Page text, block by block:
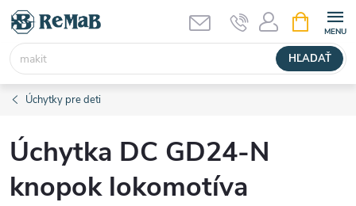
Prejsť
obsah
HĽADAŤ
KOŠÍK
Úchytky pre deti
Úchytka DC GD24-N
knopok lokomotíva